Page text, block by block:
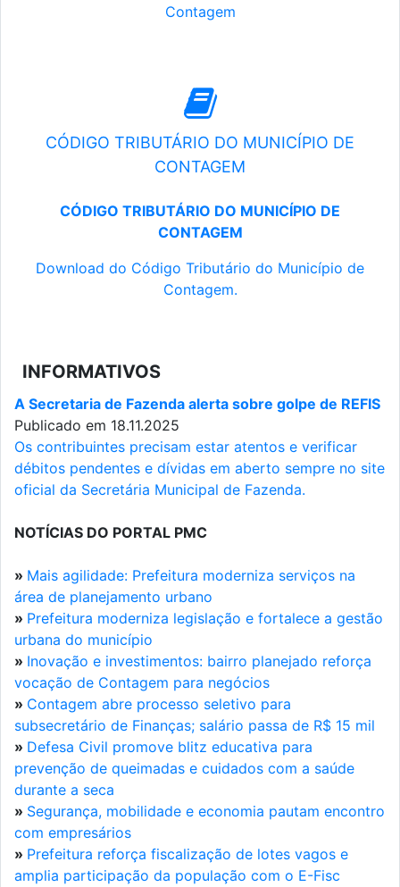
Contagem
CÓDIGO TRIBUTÁRIO DO MUNICÍPIO DE
CONTAGEM
CÓDIGO TRIBUTÁRIO DO MUNICÍPIO DE
CONTAGEM
Download do Código Tributário do Município de
Contagem.
INFORMATIVOS
A Secretaria de Fazenda alerta sobre golpe de REFIS
Publicado em 18.11.2025
Os contribuintes precisam estar atentos e verificar
débitos pendentes e dívidas em aberto sempre no site
oficial da Secretária Municipal de Fazenda.
NOTÍCIAS DO PORTAL PMC
» Mais agilidade: Prefeitura moderniza serviços na
área de planejamento urbano
» Prefeitura moderniza legislação e fortalece a gestão
urbana do município
» Inovação e investimentos: bairro planejado reforça
vocação de Contagem para negócios
» Contagem abre processo seletivo para
subsecretário de Finanças; salário passa de R$ 15 mil
» Defesa Civil promove blitz educativa para
prevenção de queimadas e cuidados com a saúde
durante a seca
» Segurança, mobilidade e economia pautam encontro
com empresários
» Prefeitura reforça fiscalização de lotes vagos e
amplia participação da população com o E-Fisc